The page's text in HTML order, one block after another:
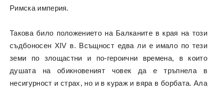
Римска империя.
Такова било положението на Балканите в края на този
съдбоносен XIV в. Всъщност едва ли е имало по тези
земи по злощастни и по-героични времена, в които
душата на обикновеният човек да е тръпнела в
несигурност и страх, но и в кураж и вяра в борбата. Ала